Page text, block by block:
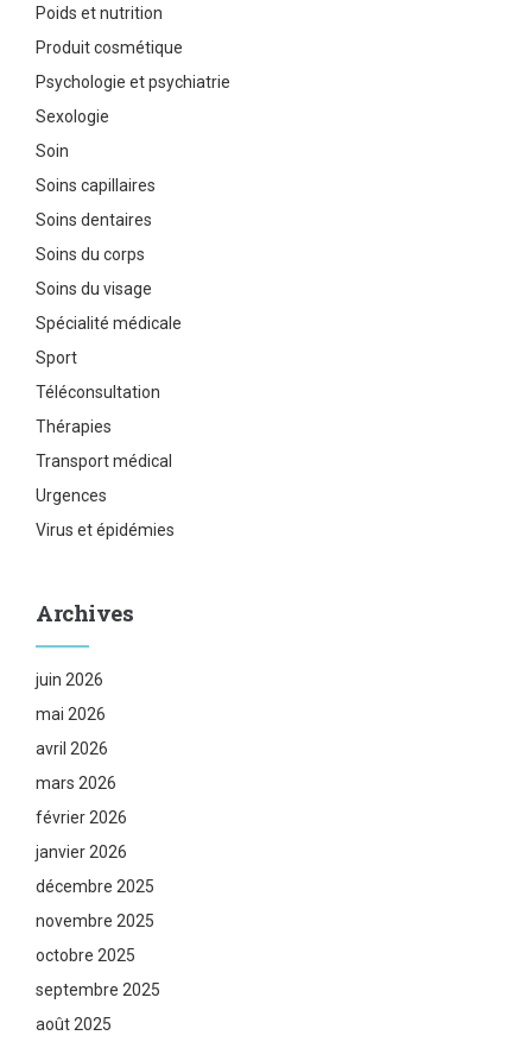
Poids et nutrition
Produit cosmétique
Psychologie et psychiatrie
Sexologie
Soin
Soins capillaires
Soins dentaires
Soins du corps
Soins du visage
Spécialité médicale
Sport
Téléconsultation
Thérapies
Transport médical
Urgences
Virus et épidémies
Archives
juin 2026
mai 2026
avril 2026
mars 2026
février 2026
janvier 2026
décembre 2025
novembre 2025
octobre 2025
septembre 2025
août 2025